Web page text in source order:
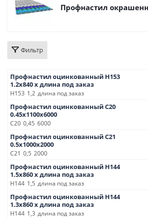
Профнастил
Фильтр
Профнастил оцинкованный Н153
1.2х840 х длина под заказ
Н153 1,2 длина под заказ
Профнастил оцинкованный С20
0.45х1100х6000
С20 0,45 6000
Профнастил оцинкованный С21
0.5х1000х2000
С21 0,5 2000
Профнастил оцинкованный Н144
1.5х860 х длина под заказ
Н144 1,5 длина под заказ
Профнастил оцинкованный Н144
1.3х860 х длина под заказ
Н144 1,3 длина под заказ